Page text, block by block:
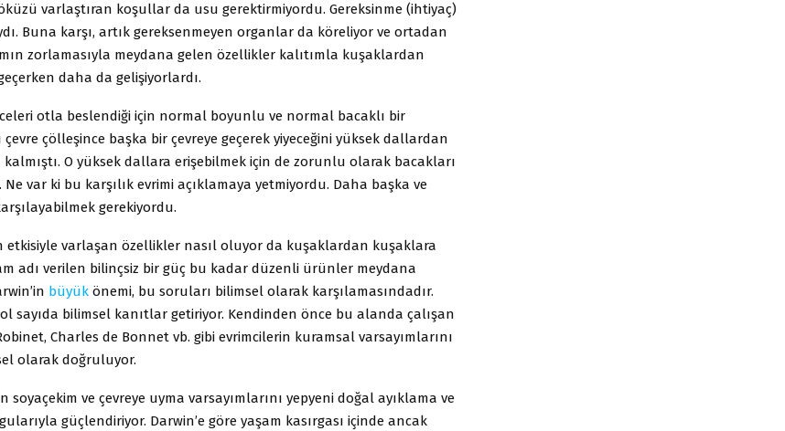
varlaştıran koşullar da usu gerektirmiyordu. Gereksinme (ihtiyaç)
Buna karşı, artık gereksenmeyen organlar da köreliyor ve ortadan
zorlamasıyla meydana gelen özellikler kalıtımla kuşaklardan
daha da gelişiyorlardı.
otla beslendiği için normal boyunlu ve normal bacaklı bir
çevre çölleşince başka bir çevreye geçerek yiyeceğini yüksek dallardan
O yüksek dallara erişebilmek için de zorunlu olarak bacakları
Ne var ki bu karşılık evrimi açıklamaya yetmiyordu. Daha başka ve
gerekiyordu.
etkisiyle varlaşan özellikler nasıl oluyor da kuşaklardan kuşaklara
adı verilen bilinçsiz bir güç bu kadar düzenli ürünler meydana
büyük önemi, bu soruları bilimsel olarak karşılamasındadır.
sayıda bilimsel kanıtlar getiriyor. Kendinden önce bu alanda çalışan
Charles de Bonnet vb. gibi evrimcilerin kuramsal varsayımlarını
olarak doğruluyor.
soyaçekim ve çevreye uyma varsayımlarını yepyeni doğal ayıklama ve
güçlendiriyor. Darwin’e göre yaşam kasırgası içinde ancak